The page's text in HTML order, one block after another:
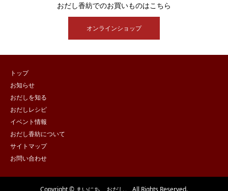
おだし香紡でのお買いものはこちら
オンラインショップ
トップ
お知らせ
おだしを知る
おだしレシピ
イベント情報
おだし香紡について
サイトマップ
お問い合わせ
Copyright © まいにち、おだし。 All Rights Reserved.